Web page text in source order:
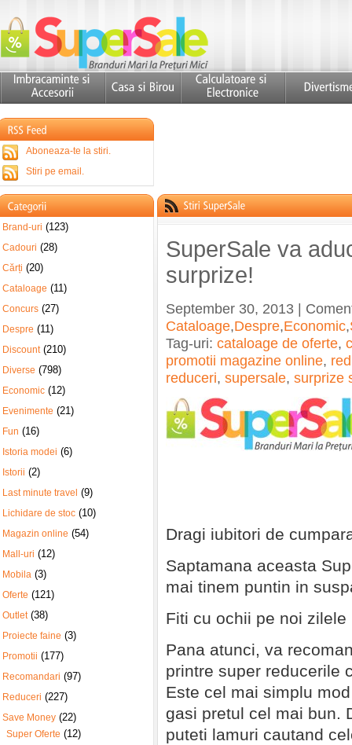
SuperSale va
surprize!
September 30, 2013 |
Cataloage,Despre,Economic,
Tag-uri: cataloage de oferte,
promotii magazine online,
reduceri, supersale, surprize
Dragi iubitori de
Saptamana aceasta
mai tinem puntin in
Fiti cu ochii pe noi
Pana atunci, va
printre super reducerile
Este cel mai simplu
gasi pretul cel mai bun.
puteti lamuri cautand
Aboneaza-te la stiri.
Stiri pe email.
Brand-uri (123)
Cadouri (28)
Cărți (20)
Cataloage (11)
Concurs (27)
Despre (11)
Discount(210)
Diverse (798)
Economic (12)
Evenimente (21)
Fun (16)
Istoria modei (6)
Istorii (2)
Last minute travel (9)
Lichidare de stoc (10)
Magazin online (54)
Mall-uri (12)
Mobila (3)
Oferte (121)
Outlet(38)
Proiecte faine (3)
Promotii (177)
Recomandari (97)
Reduceri (227)
Save Money (22)
Super Oferte (12)